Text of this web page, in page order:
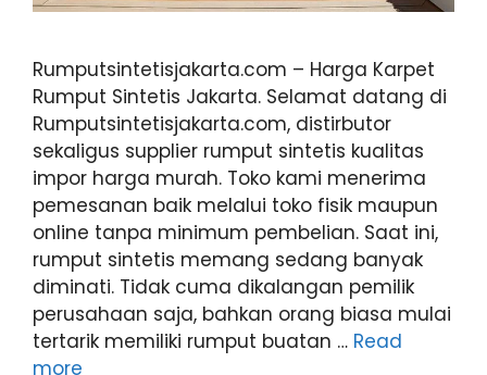
Rumputsintetisjakarta.com – Harga Karpet
Rumput Sintetis Jakarta. Selamat datang di
Rumputsintetisjakarta.com, distirbutor
sekaligus supplier rumput sintetis kualitas
impor harga murah. Toko kami menerima
pemesanan baik melalui toko fisik maupun
online tanpa minimum pembelian. Saat ini,
rumput sintetis memang sedang banyak
diminati. Tidak cuma dikalangan pemilik
perusahaan saja, bahkan orang biasa mulai
tertarik memiliki rumput buatan … Read
more